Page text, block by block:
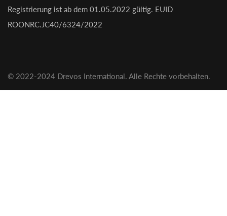
Registrierung ist ab dem 01.05.2022 gültig. EUID
ROONRC.JC40/6324/2022
© 2022-2024 Drevos International. Alle Rechte vorbehalten.